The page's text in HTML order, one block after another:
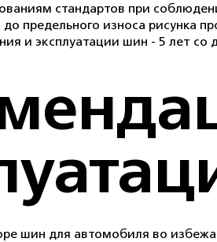
стандартов при
предельного износа рисунка
и эксплуатации шин - 5 лет со
шин для автомобиля во